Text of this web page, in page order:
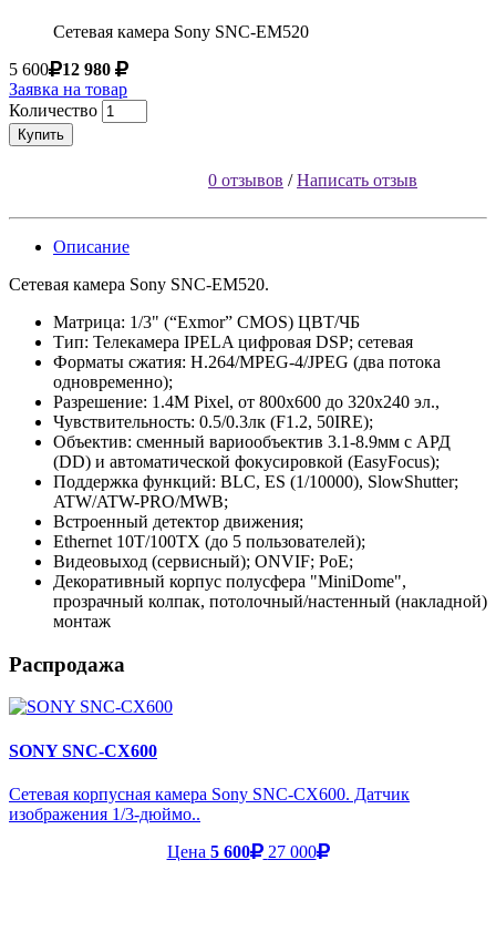
Сетевая камера Sony SNC-EM520
5 600
12 980
Заявка на товар
Количество
Купить
0 отзывов /Написать отзыв
Описание
Сетевая камера Sony SNC-EM520.
Матрица: 1/3" (“Exmor” CMOS) ЦВТ/ЧБ
Тип: Телекамера IPELA цифровая DSP; сетевая
Форматы сжатия: H.264/MPEG-4/JPEG (два потока
одновременно);
Разрешение: 1.4M Pixel, от 800x600 до 320х240 эл.,
Чувствительность: 0.5/0.3лк (F1.2, 50IRE);
Объектив: сменный вариообъектив 3.1-8.9мм с АРД
(DD) и автоматической фокусировкой (EasyFocus);
Поддержка функций: BLC, ES (1/10000), SlowShutter;
ATW/ATW-PRO/MWB;
Встроенный детектор движения;
Ethernet 10T/100TX (до 5 пользователей);
Видеовыход (сервисный); ONVIF; PoE;
Декоративный корпус полусфера "MiniDome",
прозрачный колпак, потолочный/настенный (накладной)
монтаж
Распродажа
SONY SNC-CX600
Сетевая корпусная камера Sony SNC-CX600. Датчик
изображения 1/3-дюймо..
Цена 5 600 27 000